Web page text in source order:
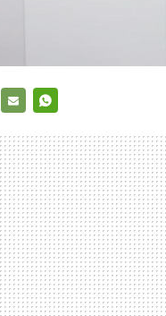
MAIL